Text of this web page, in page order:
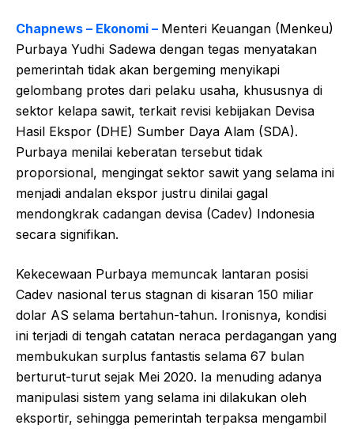
Chapnews – Ekonomi – Menteri Keuangan (Menkeu)
Purbaya Yudhi Sadewa dengan tegas menyatakan
pemerintah tidak akan bergeming menyikapi
gelombang protes dari pelaku usaha, khususnya di
sektor kelapa sawit, terkait revisi kebijakan Devisa
Hasil Ekspor (DHE) Sumber Daya Alam (SDA).
Purbaya menilai keberatan tersebut tidak
proporsional, mengingat sektor sawit yang selama ini
menjadi andalan ekspor justru dinilai gagal
mendongkrak cadangan devisa (Cadev) Indonesia
secara signifikan.
Kekecewaan Purbaya memuncak lantaran posisi
Cadev nasional terus stagnan di kisaran 150 miliar
dolar AS selama bertahun-tahun. Ironisnya, kondisi
ini terjadi di tengah catatan neraca perdagangan yang
membukukan surplus fantastis selama 67 bulan
berturut-turut sejak Mei 2020. Ia menuding adanya
manipulasi sistem yang selama ini dilakukan oleh
eksportir, sehingga pemerintah terpaksa mengambil